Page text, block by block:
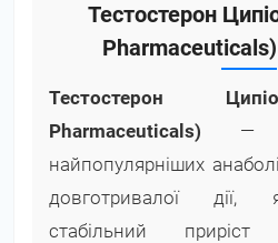
Тестостерон
Тестостерон
Pharmaceuticals) —
найпопулярніших
довготривалої дії,
стабільний